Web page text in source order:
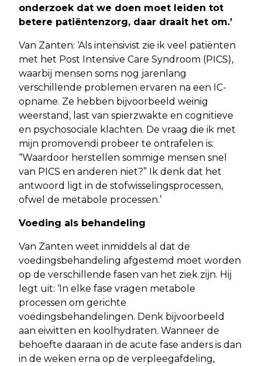
onderzoek dat we doen moet leiden tot
betere patiëntenzorg, daar draait het om.’
Van Zanten: ‘Als intensivist zie ik veel patiënten
met het Post Intensive Care Syndroom (PICS),
waarbij mensen soms nog jarenlang
verschillende problemen ervaren na een IC-
opname. Ze hebben bijvoorbeeld weinig
weerstand, last van spierzwakte en cognitieve
en psychosociale klachten. De vraag die ik met
mijn promovendi probeer te ontrafelen is:
“Waardoor herstellen sommige mensen snel
van PICS en anderen niet?” Ik denk dat het
antwoord ligt in de stofwisselingsprocessen,
ofwel de metabole processen.’
Voeding als behandeling
Van Zanten weet inmiddels al dat de
voedingsbehandeling afgestemd moet worden
op de verschillende fasen van het ziek zijn. Hij
legt uit: ‘In elke fase vragen metabole
processen om gerichte
voedingsbehandelingen. Denk bijvoorbeeld
aan eiwitten en koolhydraten. Wanneer de
behoefte daaraan in de acute fase anders is dan
in de weken erna op de verpleegafdeling,